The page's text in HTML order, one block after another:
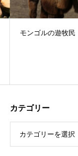
モンゴルの遊牧民
カテゴリー
カテゴリーを選択